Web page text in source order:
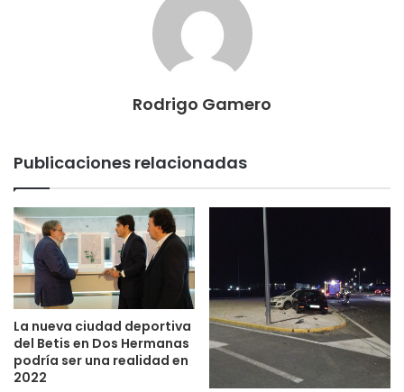
Rodrigo Gamero
Publicaciones relacionadas
La nueva ciudad deportiva
del Betis en Dos Hermanas
podría ser una realidad en
2022